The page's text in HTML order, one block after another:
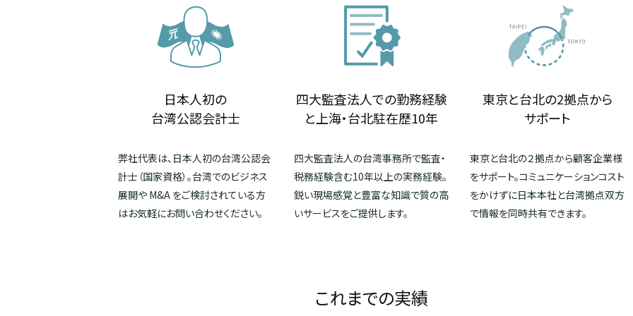
日本人初の
台湾公認会計士
弊社代表は、日本人初の台湾公認会
計士（国家資格）。台湾でのビジネス
展開や M&A をご検討されている方
はお気軽にお問い合わせください。
四大監査法人での勤務経験
と上海・台北駐在歴10年
四大監査法人の台湾事務所で監査・
税務経験含む10年以上の実務経験。
鋭い現場感覚と豊富な知識で質の高
いサービスをご提供します。
東京と台北の2拠点から
サポート
東京と台北の２拠点から顧客企業様
をサポート。コミュニケーションコスト
をかけずに日本本社と台湾拠点双方
で情報を同時共有できます。
これまでの実績